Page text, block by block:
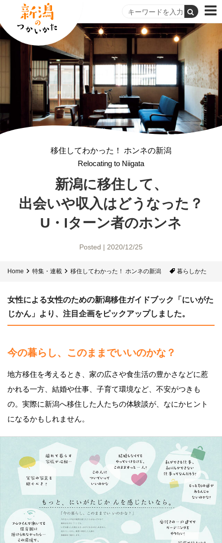
移住してわかった！ ホンネの新潟
Relocating to Niigata
新潟に移住して、
出会いや収入はどうなった？
U・Iターン者のホンネ
Posted | 2020/12/25
Home 特集・連載 移住してわかった！ ホンネの新潟 暮らしかた
女性による女性のための新潟移住ガイドブック「にいがた
じかん」より、注目企画をピックアップしました。
今の暮らし、このままでいいのかな？
地方移住を考えるとき、家の広さや食生活の豊かさなどに惹
かれる一方、結婚や仕事、子育て環境など、不安がつきも
の。実際に新潟へ移住した人たちの体験談が、なにかヒント
になるかもしれません。